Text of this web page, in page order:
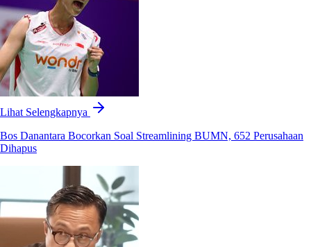
Lihat Selengkapnya
Bos Danantara Bocorkan Soal Streamlining BUMN, 652 Perusahaan
Dihapus